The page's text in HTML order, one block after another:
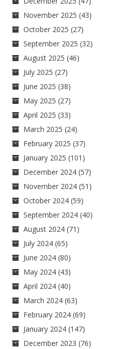
November 2025 (43)
October 2025 (27)
September 2025 (32)
August 2025 (46)
July 2025 (27)
June 2025 (38)
May 2025 (27)
April 2025 (33)
March 2025 (24)
February 2025 (37)
January 2025 (101)
December 2024 (57)
November 2024 (51)
October 2024 (59)
September 2024 (40)
August 2024 (71)
July 2024 (65)
June 2024 (80)
May 2024 (43)
April 2024 (40)
March 2024 (63)
February 2024 (69)
January 2024 (147)
December 2023 (76)